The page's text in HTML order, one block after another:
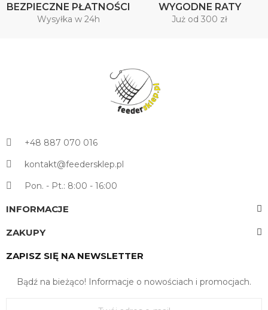
BEZPIECZNE PŁATNOŚCI
Wysyłka w 24h
WYGODNE RATY
Już od 300 zł
+48 887 070 016
kontakt@feedersklep.pl
Pon. - Pt.: 8:00 - 16:00
INFORMACJE
ZAKUPY
ZAPISZ SIĘ NA NEWSLETTER
Bądź na bieżąco! Informacje o nowościach i promocjach.